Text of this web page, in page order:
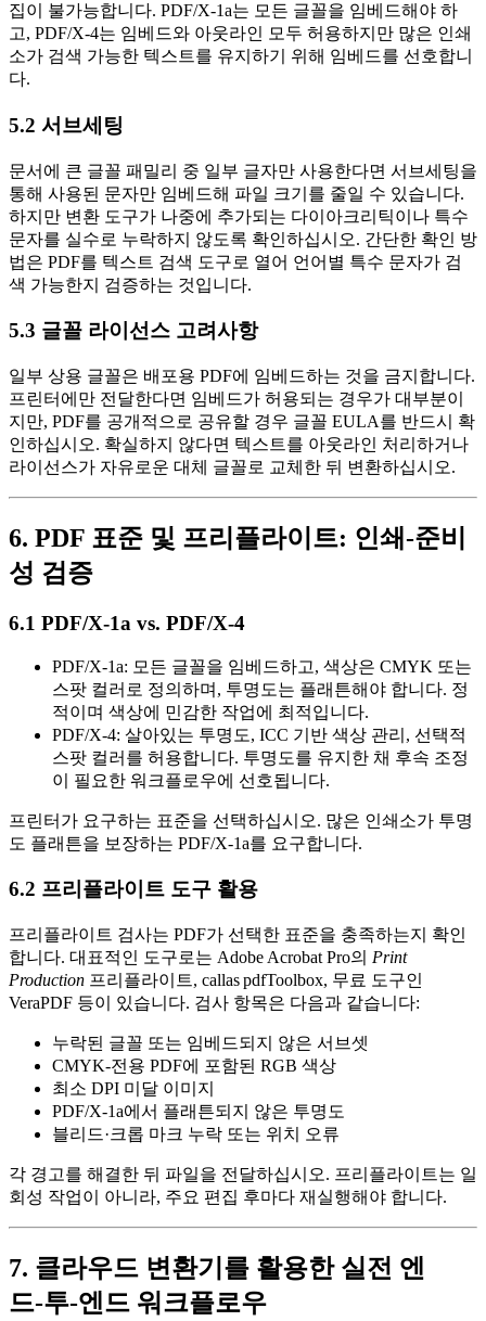
집이 불가능합니다. PDF/X‑1a는 모든 글꼴을 임베드해야 하
고, PDF/X‑4는 임베드와 아웃라인 모두 허용하지만 많은 인쇄
소가 검색 가능한 텍스트를 유지하기 위해 임베드를 선호합니
다.
5.2 서브세팅
문서에 큰 글꼴 패밀리 중 일부 글자만 사용한다면 서브세팅을
통해 사용된 문자만 임베드해 파일 크기를 줄일 수 있습니다.
하지만 변환 도구가 나중에 추가되는 다이아크리틱이나 특수
문자를 실수로 누락하지 않도록 확인하십시오. 간단한 확인 방
법은 PDF를 텍스트 검색 도구로 열어 언어별 특수 문자가 검
색 가능한지 검증하는 것입니다.
5.3 글꼴 라이선스 고려사항
일부 상용 글꼴은 배포용 PDF에 임베드하는 것을 금지합니다.
프린터에만 전달한다면 임베드가 허용되는 경우가 대부분이
지만, PDF를 공개적으로 공유할 경우 글꼴 EULA를 반드시 확
인하십시오. 확실하지 않다면 텍스트를 아웃라인 처리하거나
라이선스가 자유로운 대체 글꼴로 교체한 뒤 변환하십시오.
6. PDF 표준 및 프리플라이트: 인쇄‑준비
성 검증
6.1 PDF/X‑1a vs. PDF/X‑4
PDF/X‑1a: 모든 글꼴을 임베드하고, 색상은 CMYK 또는
스팟 컬러로 정의하며, 투명도는 플래튼해야 합니다. 정
적이며 색상에 민감한 작업에 최적입니다.
PDF/X‑4: 살아있는 투명도, ICC 기반 색상 관리, 선택적
스팟 컬러를 허용합니다. 투명도를 유지한 채 후속 조정
이 필요한 워크플로우에 선호됩니다.
프린터가 요구하는 표준을 선택하십시오. 많은 인쇄소가 투명
도 플래튼을 보장하는 PDF/X‑1a를 요구합니다.
6.2 프리플라이트 도구 활용
프리플라이트 검사는 PDF가 선택한 표준을 충족하는지 확인
합니다. 대표적인 도구로는 Adobe Acrobat Pro의 Print
Production 프리플라이트, callas pdfToolbox, 무료 도구인
VeraPDF 등이 있습니다. 검사 항목은 다음과 같습니다:
누락된 글꼴 또는 임베드되지 않은 서브셋
CMYK‑전용 PDF에 포함된 RGB 색상
최소 DPI 미달 이미지
PDF/X‑1a에서 플래튼되지 않은 투명도
블리드·크롭 마크 누락 또는 위치 오류
각 경고를 해결한 뒤 파일을 전달하십시오. 프리플라이트는 일
회성 작업이 아니라, 주요 편집 후마다 재실행해야 합니다.
7. 클라우드 변환기를 활용한 실전 엔
드‑투‑엔드 워크플로우